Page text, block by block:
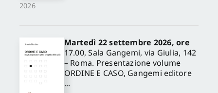
2026
Martedì 22 settembre 2026, ore
17.00, Sala Gangemi, via Giulia, 142
– Roma. Presentazione volume
ORDINE E CASO, Gangemi editore
...